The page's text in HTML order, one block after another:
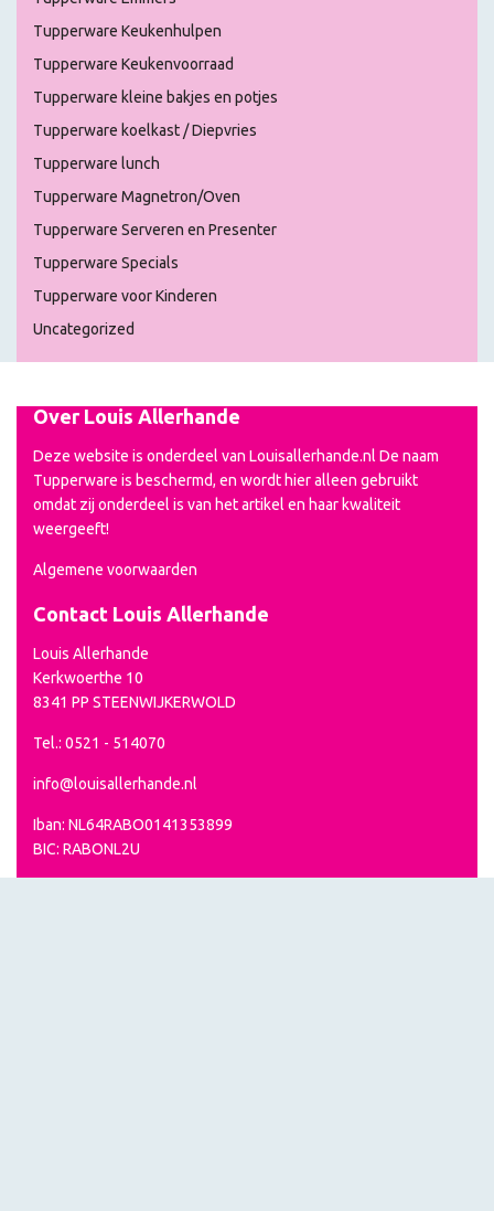
Tupperware Keukenhulpen
Tupperware Keukenvoorraad
Tupperware kleine bakjes en potjes
Tupperware koelkast / Diepvries
Tupperware lunch
Tupperware Magnetron/Oven
Tupperware Serveren en Presenter
Tupperware Specials
Tupperware voor Kinderen
Uncategorized
Over Louis Allerhande
Deze website is onderdeel van Louisallerhande.nl De naam
Tupperware is beschermd, en wordt hier alleen gebruikt
omdat zij onderdeel is van het artikel en haar kwaliteit
weergeeft!
Algemene voorwaarden
Contact Louis Allerhande
Louis Allerhande
Kerkwoerthe 10
8341 PP STEENWIJKERWOLD
Tel.: 0521 - 514070
info@louisallerhande.nl
Iban: NL64RABO0141353899
BIC: RABONL2U